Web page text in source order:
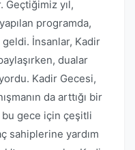
yıl,
programda,
İnsanlar, Kadir
dualar
Kadir Gecesi,
da arttığı bir
gece için çeşitli
sahiplerine yardım